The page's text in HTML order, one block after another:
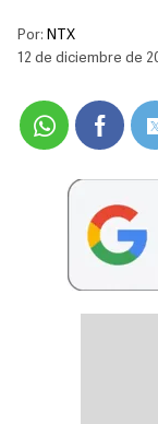
Por: NTX
12 de diciembre de